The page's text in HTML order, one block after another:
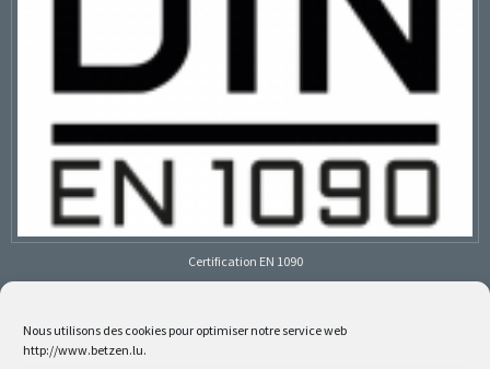
Nous utilisons des cookies pour optimiser notre service web
http://www.betzen.lu.
Certification EN 1090
Follow us on social media